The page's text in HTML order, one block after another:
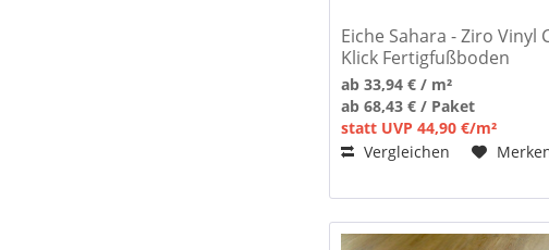
Eiche Sahara - Ziro Vinyl
Klick Fertigfußboden
ab 33,94 € / m²
ab 68,43 € / Paket
statt UVP 44,90 €/m²
Vergleichen